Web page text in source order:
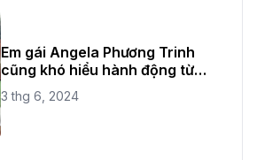
Em gái Angela Phương Trinh
cũng khó hiểu hành động từ
chị ruột
3 thg 6, 2024